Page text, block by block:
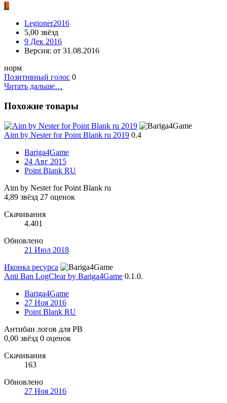
L
Legioner2016
5,00 звёзд
9 Дек 2016
Версия: от 31.08.2016
норм
Позитивный голос 0
Читать дальше…
Похожие товары
Aim by Nester for Point Blank ru 2019 0.4
Bariga4Game
24 Авг 2015
Point Blank RU
Aim by Nester for Point Blank ru
4,89 звёзд 27 оценок
Скачивания
4.401
Обновлено
21 Июл 2018
Иконка ресурса
Anti Ban LogClear by Bariga4Game 0.1.0.
Bariga4Game
27 Ноя 2016
Point Blank RU
Антибан логов для PB
0,00 звёзд 0 оценок
Скачивания
163
Обновлено
27 Ноя 2016